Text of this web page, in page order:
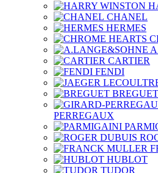
CHANEL
HERMES
CARTIER
FENDI
BREGUET
PERREGAUX
HUBLOT
TUDOR